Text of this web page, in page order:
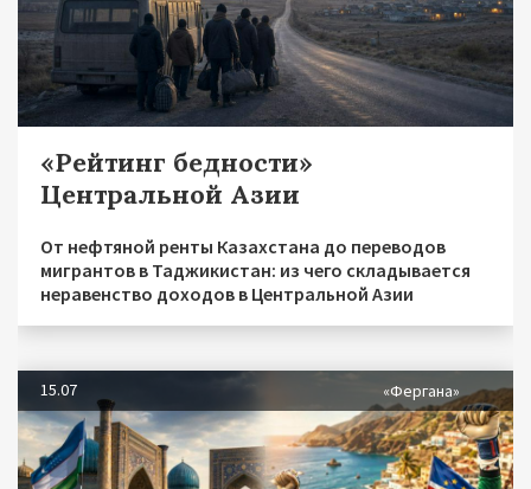
«Рейтинг бедности»
Центральной Азии
От нефтяной ренты Казахстана до переводов
мигрантов в Таджикистан: из чего складывается
неравенство доходов в Центральной Азии
15.07 «Фергана»